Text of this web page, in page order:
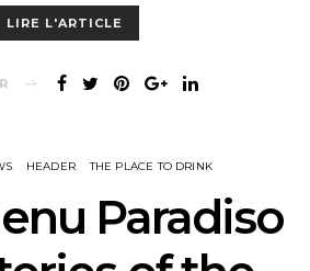
LIRE L'ARTICLE
HEADER THE PLACE TO DRINK
Paradiso